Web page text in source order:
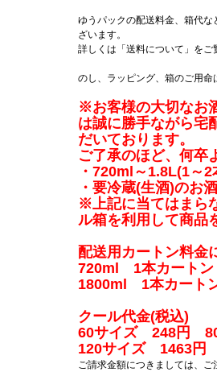
ゆうパックの配送料金、箱代
ざいます。
詳しくは「送料について」をご
のし、ラッピング、箱のご用
※お客様の大切なお
は誠に勝手ながら宅
だいております。
ご了承のほど、何卒
・720ml～1.8L(1～
・要冷蔵(生酒)のお
※上記に当てはまら
ル箱を利用して商品
配送用カートン料金
720ml 1本カート
1800ml 1本カート
クール代金(税込)
60サイズ 248円
120サイズ 1463
ご請求金額につきましては、